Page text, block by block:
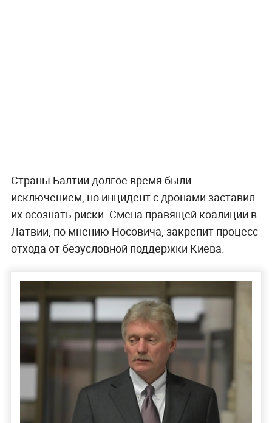
Страны Балтии долгое время были
исключением, но инцидент с дронами заставил
их осознать риски. Смена правящей коалиции в
Латвии, по мнению Носовича, закрепит процесс
отхода от безусловной поддержки Киева.